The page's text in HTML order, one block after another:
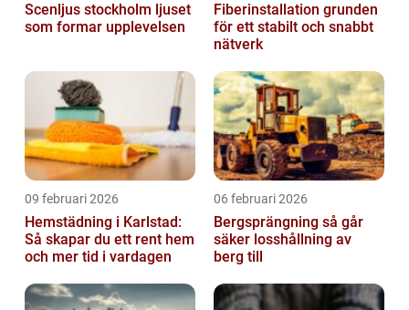
Scenljus stockholm ljuset
som formar upplevelsen
Fiberinstallation grunden
för ett stabilt och snabbt
nätverk
09 februari 2026
Hemstädning i Karlstad:
Så skapar du ett rent hem
och mer tid i vardagen
06 februari 2026
Bergsprängning så går
säker losshållning av
berg till